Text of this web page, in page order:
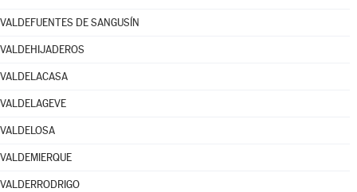
VALDEFUENTES DE SANGUSÍN
VALDEHIJADEROS
VALDELACASA
VALDELAGEVE
VALDELOSA
VALDEMIERQUE
VALDERRODRIGO